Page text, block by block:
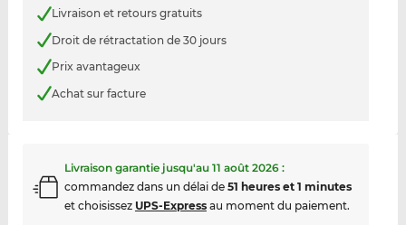
Livraison et retours gratuits
Droit de rétractation de 30 jours
Prix avantageux
Achat sur facture
Livraison garantie jusqu'au 11 août 2026:
commandez dans un délai de 51 heures et 1 minutes
et choisissez UPS-Expressau moment du paiement.